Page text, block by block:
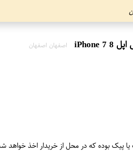
اصفهان اصفهان
پیک بوده که در محل از خریدار اخذ خواهد